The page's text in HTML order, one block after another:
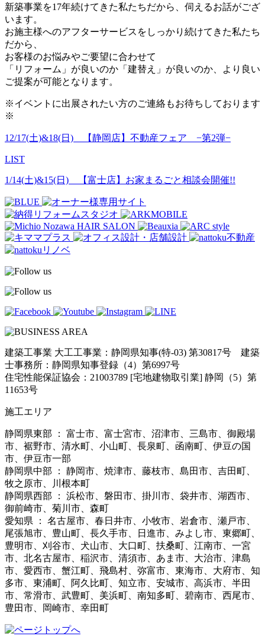
新築事業を17年続けてきた私たちだから、伺えるお話がござ
います。
お施主様へのアフターサービスをしっかり続けてきた私たち
だから、
お客様のお悩みやご要望に合わせて
「リフォーム」が良いのか「建替え」が良いのか、より良い
ご提案が可能となります。
※イベントに出展されたい方のご連絡もお待ちしております
※
12/17(土)&18(日) 【静岡店】不動産フェア −第2弾−
LIST
1/14(土)&15(日) 【富士店】お家まるごと相談会開催!!
建築工事業 大工工事業：静岡県知事(特-03) 第30817号 建築
士事務所：静岡県知事登録（4）第6997号
住宅性能保証協会：21003789 [宅地建物取引業] 静岡（5）第
11653号
施工エリア
静岡県東部 ： 富士市、富士宮市、沼津市、三島市、御殿場
市、裾野市、清水町、小山町、長泉町、函南町、伊豆の国
市、伊豆市一部
静岡県中部 ： 静岡市、焼津市、藤枝市、島田市、吉田町、
牧之原市、川根本町
静岡県西部 ： 浜松市、磐田市、掛川市、袋井市、湖西市、
御前崎市、菊川市、森町
愛知県 ： 名古屋市、春日井市、小牧市、岩倉市、瀬戸市、
尾張旭市、豊山町、長久手市、日進市、みよし市、東郷町、
豊明市、刈谷市、犬山市、大口町、扶桑町、江南市、一宮
市、北名古屋市、稲沢市、清須市、あま市、大治市、津島
市、愛西市、蟹江町、飛島村、弥富市、東海市、大府市、知
多市、東浦町、阿久比町、知立市、安城市、高浜市、半田
市、常滑市、武豊町、美浜町、南知多町、碧南市、西尾市、
豊田市、岡崎市、幸田町